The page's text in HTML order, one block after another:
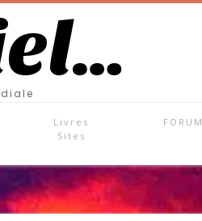
Livres
Sites
FORUM